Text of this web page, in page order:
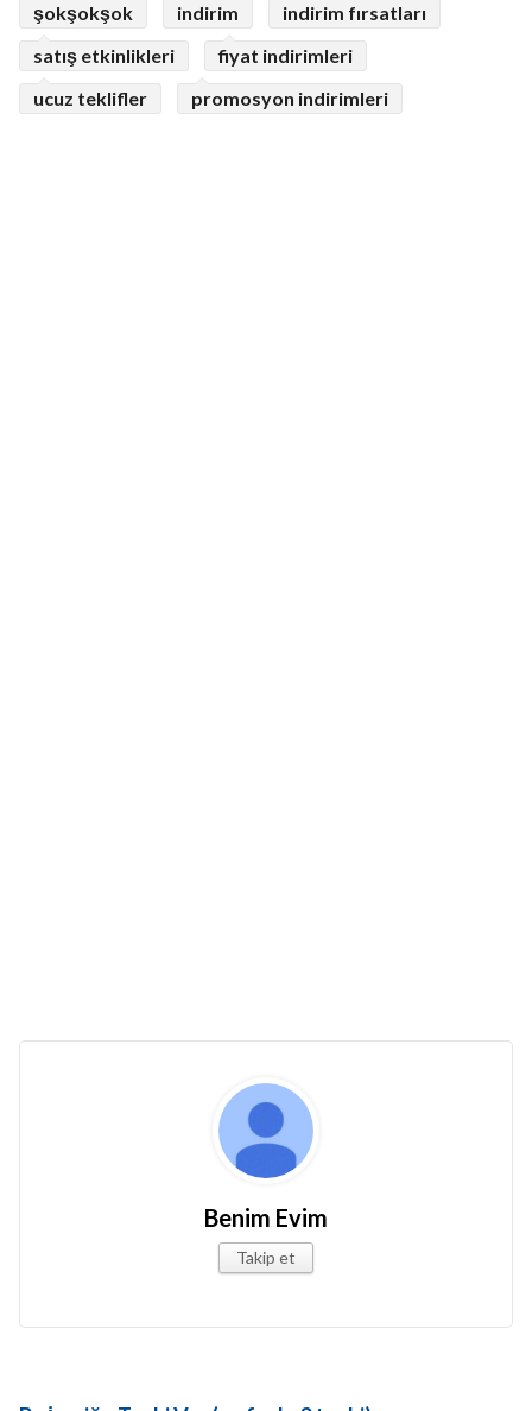
şokşokşok
indirim
indirim fırsatları
satış etkinlikleri
fiyat indirimleri
ucuz teklifler
promosyon indirimleri
Benim Evim
Takip et